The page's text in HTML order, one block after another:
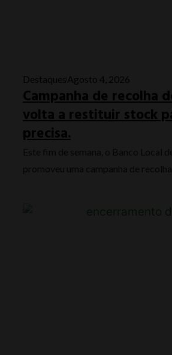
Destaques Agosto 4, 2026
Campanha de recolha
volta a restituir stock
precisa.